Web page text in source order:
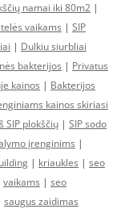
namai iki 80m2 |
vaikams | SIP
| Dulkiu siurbliai
bakterijos | Privatus
kainos | Bakterijos
kainos skiriasi
SIP plokščių | SIP sodo
įrenginims |
| kriaukles | seo
vaikams | seo
saugus zaidimas